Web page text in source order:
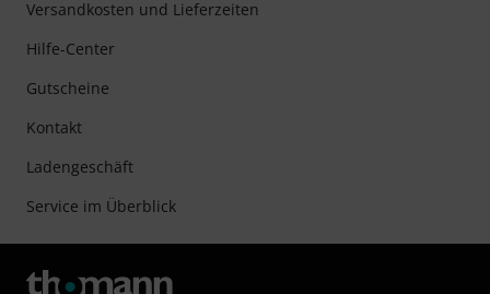
Versandkosten und Lieferzeiten
Hilfe-Center
Gutscheine
Kontakt
Ladengeschäft
Service im Überblick